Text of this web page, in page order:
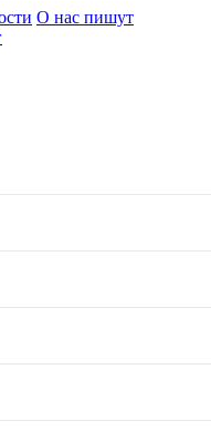
О нас пишут